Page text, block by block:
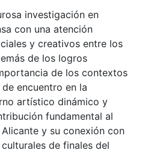
investigación en
con una atención
y creativos entre los
de los logros
de los contextos
encuentro en la
artístico dinámico y
fundamental al
y su conexión con
de finales del